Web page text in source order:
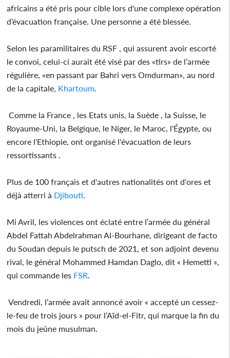
africains a été pris pour cible lors d'une complexe opération
d’évacuation française. Une personne a été blessée.
Selon les paramilitaires du RSF , qui assurent avoir escorté
le convoi, celui-ci aurait été visé par des «tirs» de l’armée
régulière, «en passant par Bahri vers Omdurman», au nord
de la capitale, Khartoum
Comme la France , les Etats unis, la Suède , la Suisse, le
Royaume-Uni, la Belgique, le Niger, le Maroc, l'Égypte, ou
encore l'Ethiopie, ont organisé l'évacuation de leurs
ressortissants .
Plus de 100 français et d'autres nationalités ont d'ores et
déjà atterri à Djibouti
Mi Avril, les violences ont éclaté entre l’armée du général
Abdel Fattah Abdelrahman Al-Bourhane, dirigeant de facto
du Soudan depuis le putsch de 2021, et son adjoint devenu
rival, le général Mohammed Hamdan Daglo, dit « Hemetti »,
qui commande les FSR
Vendredi, l’armée avait annoncé avoir « accepté un cessez-
le-feu de trois jours » pour l’Aïd-el-Fitr, qui marque la fin du
mois du jeûne musulman.